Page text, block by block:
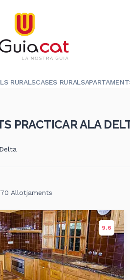
RURALSCASES RURALS
PRACTICAR ALA
Allotjaments
9.6